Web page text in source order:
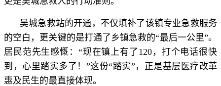
吴城急救站的开通，不仅填补了该镇专业急救服务
的空白，更关键的是打通了乡镇急救的“最后一公里”。
居民范先生感慨：“现在镇上有了120，打个电话很快
到，心里踏实多了！”这份“踏实”，正是基层医疗改革
惠及民生的最直接体现。